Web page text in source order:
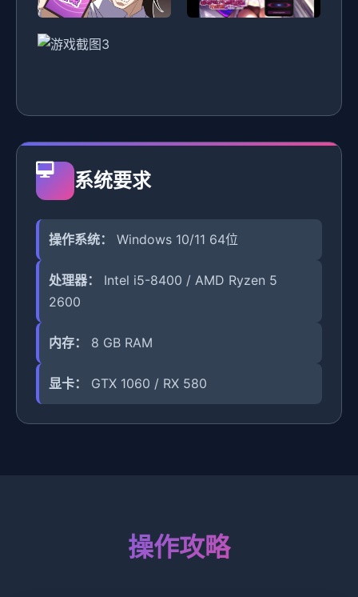
系统要求
操作系统： Windows 10/11 64位
处理器：
Intel i5-8400 / AMD Ryzen 5
2600
内存： 8 GB RAM
显卡： GTX 1060 / RX 580
操作攻略